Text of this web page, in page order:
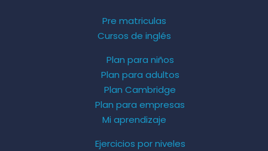
Pre matriculas
Cursos de inglés
Plan para niños
Plan para adultos
Plan Cambridge
Plan para empresas
Mi aprendizaje
Ejercicios por niveles